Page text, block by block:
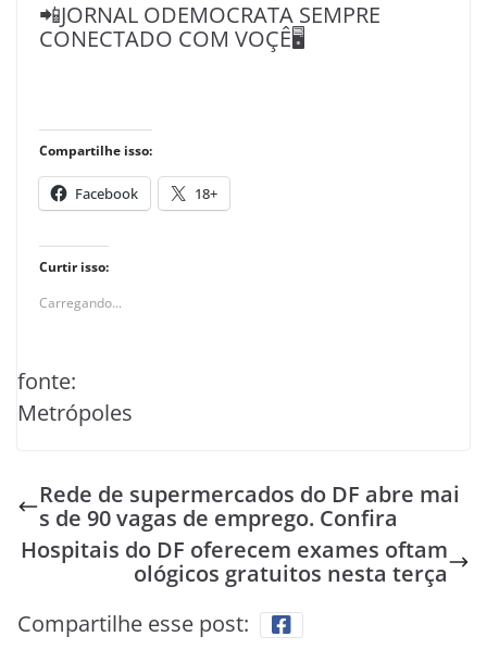
📲JORNAL ODEMOCRATA SEMPRE
CONECTADO COM VOÇÊ🖥️
Compartilhe isso:
Facebook 18+
Curtir isso:
Carregando...
fonte:
Metrópoles
Rede de supermercados do DF abre mai
s de 90 vagas de emprego. Confira
Hospitais do DF oferecem exames oftam
ológicos gratuitos nesta terça
Compartilhe esse post: